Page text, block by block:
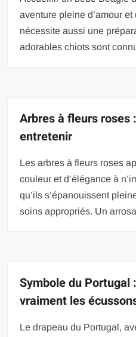
aventure pleine d’amour
nécessite aussi une
adorables chiots sont
Arbres à fleurs roses
entretenir
Les arbres à fleurs roses
couleur et d’élégance à
qu’ils s’épanouissent
soins appropriés. Un
Symbole du
vraiment les
Le drapeau du Portugal,